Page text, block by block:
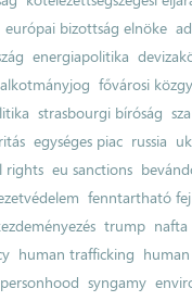
európai bizottság elnöke
energiapolitika
alkotmányjog fővárosi
strasbourgi bíróság
egységes piac russia
rights eu sanctions
fenntartható
trump nafta
human trafficking
personhood syngamy